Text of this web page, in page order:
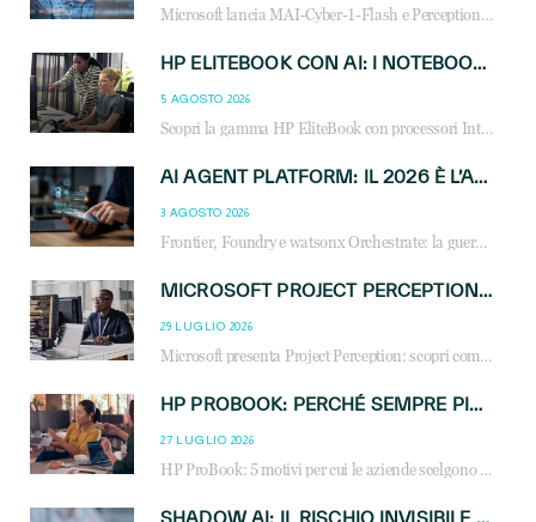
Microsoft lancia MAI-Cyber-1-Flash e Perception: cybersecurity agentica in preview dal 3 novembre. Cosa cambia per MSP, system integrator e reseller.
HP ELITEBOOK CON AI: I NOTEBOOK BUSINESS INTELLIGENTI CHE TRASFORMANO PRODUTTIVITÀ, SICUREZZA E LAVORO IBRIDO
5 AGOSTO 2026
Scopri la gamma HP EliteBook con processori Intel® Core™ Ultra e AMD Ryzen™ AI. Notebook business progettati per aumentare la produttività, migliorare la collaborazione e garantire sicurezza avanzata in ufficio e in mobilità.
AI AGENT PLATFORM: IL 2026 È L’ANNO DEL «SISTEMA OPERATIVO» PER GLI AGENTI AZIENDALI
3 AGOSTO 2026
Frontier, Foundry e watsonx Orchestrate: la guerra delle piattaforme AI agent ridisegna il mercato IT. Cosa cambia per reseller, MSP e system integrator.
MICROSOFT PROJECT PERCEPTION: COME GLI AGENTI AI CAMBIERANNO SOC, CYBERSECURITY E SERVIZI MSP
29 LUGLIO 2026
Microsoft presenta Project Perception: scopri come gli agenti AI possono trasformare cybersecurity, SOC e servizi gestiti degli MSP.
HP PROBOOK: PERCHÉ SEMPRE PIÙ AZIENDE SCELGONO NOTEBOOK PROGETTATI PER IL LAVORO MODERNO
27 LUGLIO 2026
HP ProBook: 5 motivi per cui le aziende scelgono i notebook business HP per migliorare produttività, sicurezza e gestione dell’AI.